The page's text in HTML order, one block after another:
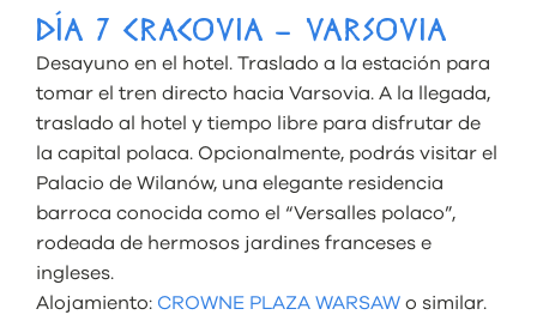
DÍA 7 CRACOVIA – VARSOVIA
Desayuno en el hotel. Traslado a la estación para
tomar el tren directo hacia Varsovia. A la llegada,
traslado al hotel y tiempo libre para disfrutar de
la capital polaca. Opcionalmente, podrás visitar el
Palacio de Wilanów, una elegante residencia
barroca conocida como el “Versalles polaco”,
rodeada de hermosos jardines franceses e
ingleses.
Alojamiento: CROWNE PLAZA WARSAW o similar.